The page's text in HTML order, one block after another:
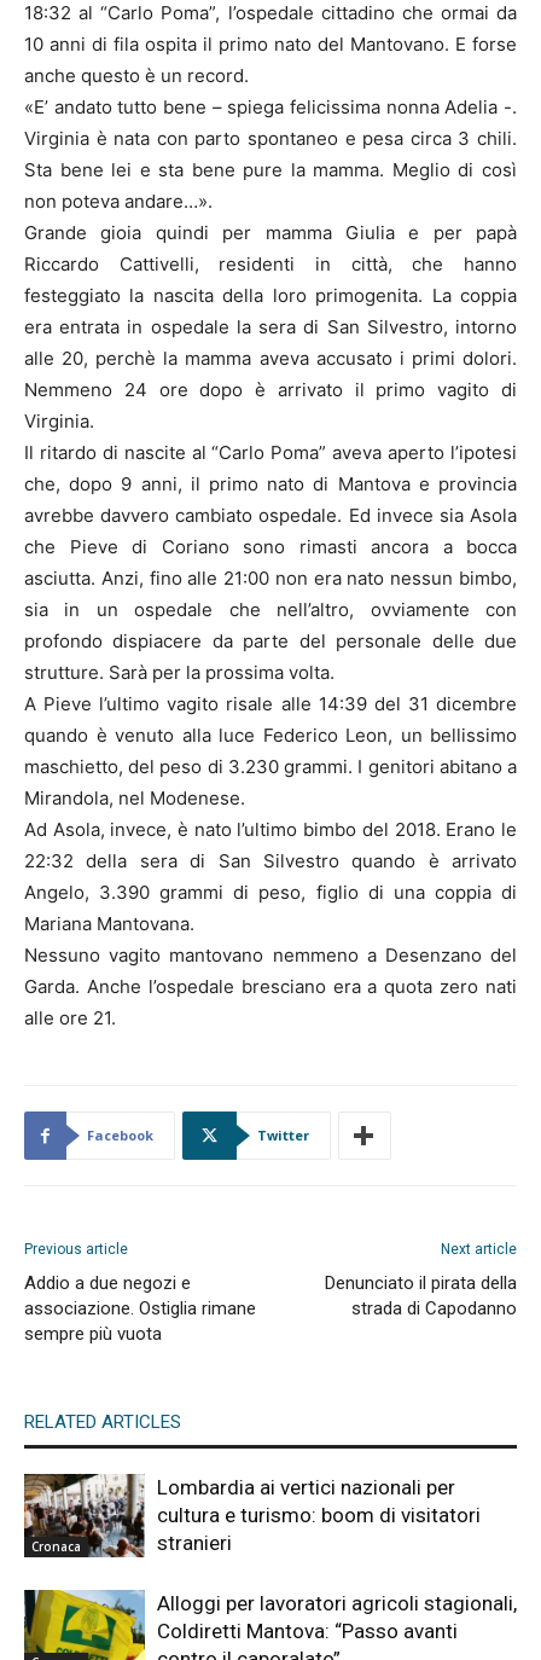
18:32 al “Carlo Poma”, l’ospedale cittadino che ormai da
10 anni di fila ospita il primo nato del Mantovano. E forse
anche questo è un record.
«E’ andato tutto bene – spiega felicissima nonna Adelia -.
Virginia è nata con parto spontaneo e pesa circa 3 chili.
Sta bene lei e sta bene pure la mamma. Meglio di così
non poteva andare…».
Grande gioia quindi per mamma Giulia e per papà
Riccardo Cattivelli, residenti in città, che hanno
festeggiato la nascita della loro primogenita. La coppia
era entrata in ospedale la sera di San Silvestro, intorno
alle 20, perchè la mamma aveva accusato i primi dolori.
Nemmeno 24 ore dopo è arrivato il primo vagito di
Virginia.
Il ritardo di nascite al “Carlo Poma” aveva aperto l’ipotesi
che, dopo 9 anni, il primo nato di Mantova e provincia
avrebbe davvero cambiato ospedale. Ed invece sia Asola
che Pieve di Coriano sono rimasti ancora a bocca
asciutta. Anzi, fino alle 21:00 non era nato nessun bimbo,
sia in un ospedale che nell’altro, ovviamente con
profondo dispiacere da parte del personale delle due
strutture. Sarà per la prossima volta.
A Pieve l’ultimo vagito risale alle 14:39 del 31 dicembre
quando è venuto alla luce Federico Leon, un bellissimo
maschietto, del peso di 3.230 grammi. I genitori abitano a
Mirandola, nel Modenese.
Ad Asola, invece, è nato l’ultimo bimbo del 2018. Erano le
22:32 della sera di San Silvestro quando è arrivato
Angelo, 3.390 grammi di peso, figlio di una coppia di
Mariana Mantovana.
Nessuno vagito mantovano nemmeno a Desenzano del
Garda. Anche l’ospedale bresciano era a quota zero nati
alle ore 21.
Facebook Twitter
Previous article
Addio a due negozi e
associazione. Ostiglia rimane
sempre più vuota
Next article
Denunciato il pirata della
strada di Capodanno
RELATED ARTICLES
Cronaca
Lombardia ai vertici nazionali per
cultura e turismo: boom di visitatori
stranieri
Alloggi per lavoratori agricoli stagionali,
Coldiretti Mantova: “Passo avanti